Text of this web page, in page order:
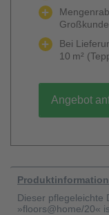
Bei
10 m²
Angebot
Dieser pflegeleichte
»floors@home/20«